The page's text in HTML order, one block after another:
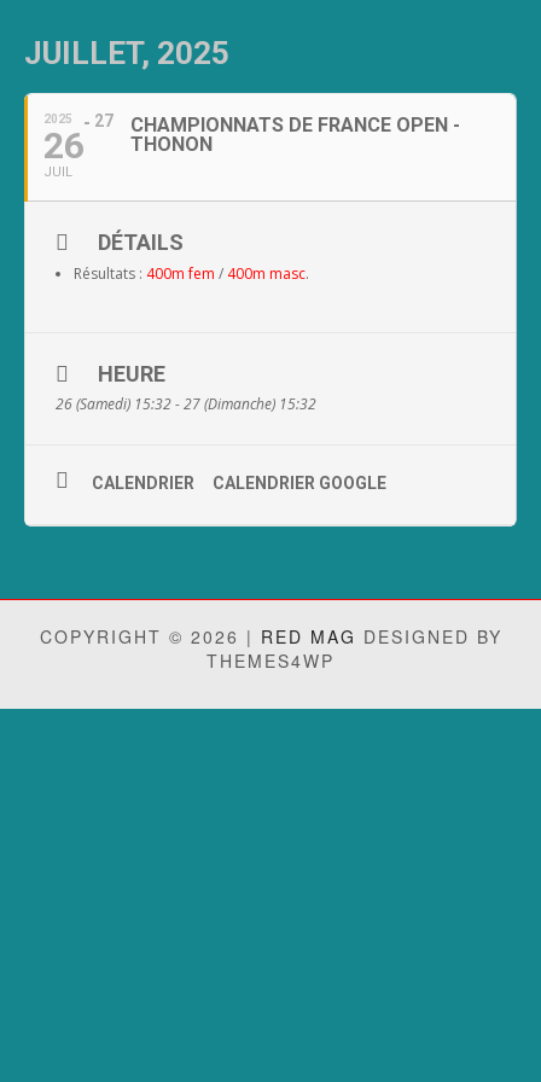
JUILLET, 2025
2025
26
JUIL
27
CHAMPIONNATS DE FRANCE OPEN -
THONON
DÉTAILS
Résultats : 400m fem / 400m masc.
HEURE
26 (Samedi) 15:32 - 27 (Dimanche) 15:32
CALENDRIER CALENDRIER GOOGLE
COPYRIGHT © 2026 | RED MAG DESIGNED BY
THEMES4WP